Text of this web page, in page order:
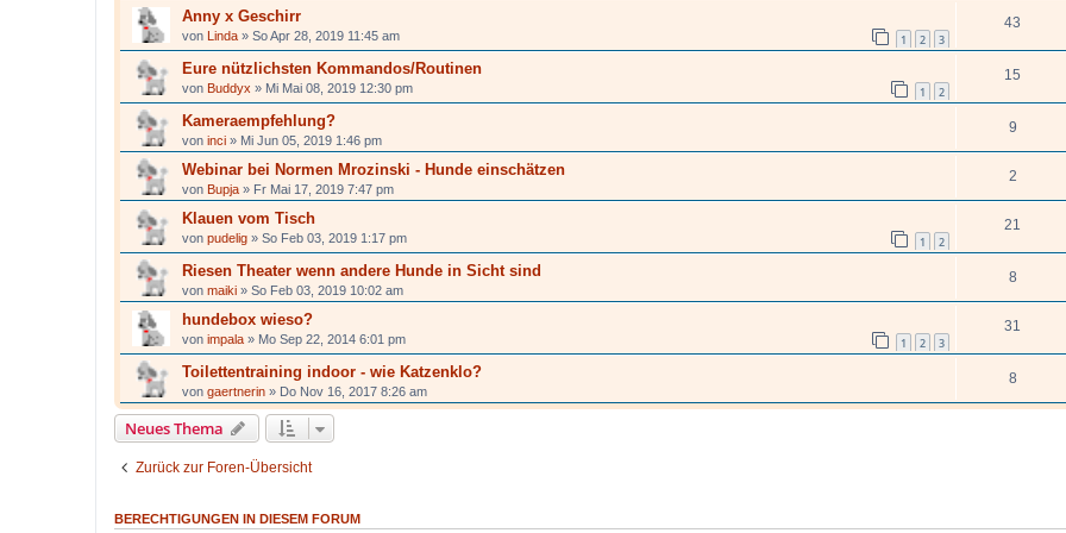
Anny x Geschirr
von Linda » So Apr 28, 2019 11:45 am 1 2 3
43
Eure nützlichsten Kommandos/Routinen
von Buddyx » Mi Mai 08, 2019 12:30 pm 1 2
15
Kameraempfehlung?
von inci » Mi Jun 05, 2019 1:46 pm
9
Webinar bei Normen Mrozinski - Hunde einschätzen
von Bupja » Fr Mai 17, 2019 7:47 pm
2
Klauen vom Tisch
von pudelig » So Feb 03, 2019 1:17 pm 1 2
21
Riesen Theater wenn andere Hunde in Sicht sind
von maiki » So Feb 03, 2019 10:02 am
8
hundebox wieso?
von impala » Mo Sep 22, 2014 6:01 pm 1 2 3
31
Toilettentraining indoor - wie Katzenklo?
von gaertnerin » Do Nov 16, 2017 8:26 am
8
Neues Thema
Zurück zur Foren-Übersicht
BERECHTIGUNGEN IN DIESEM FORUM